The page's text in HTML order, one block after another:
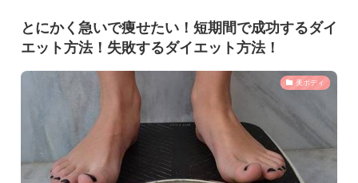
とにかく急いで痩せたい！短期間で成功するダイ
エット方法！失敗するダイエット方法！
美ボディ